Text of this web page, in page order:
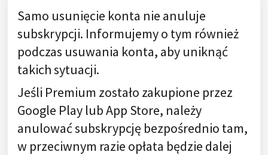
Samo usunięcie konta nie anuluje
subskrypcji. Informujemy o tym również
podczas usuwania konta, aby uniknąć
takich sytuacji.
Jeśli Premium zostało zakupione przez
Google Play lub App Store, należy
anulować subskrypcję bezpośrednio tam,
w przeciwnym razie opłata będzie dalej